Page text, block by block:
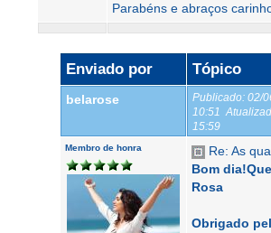
Parabéns e abraços
Enviado por Tópico
belarose Publicado: 02/
10:51
15:59
Membro de honra
Re: As
Bom
Rosa
Obrigado